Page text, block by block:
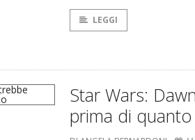
LEGGI
Star Wars:
prima di